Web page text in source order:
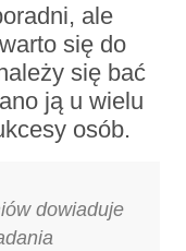
ale
się do
się bać
ją u wielu
osób.
dowiaduje